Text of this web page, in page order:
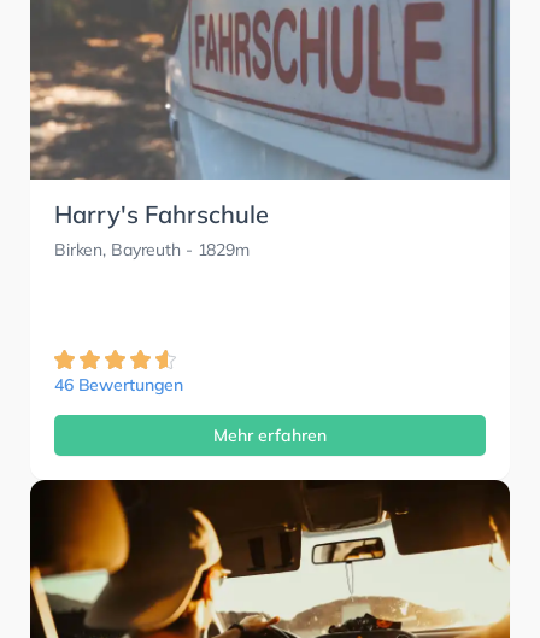
Harry's Fahrschule
Birken, Bayreuth - 1829m
46 Bewertungen
Mehr erfahren